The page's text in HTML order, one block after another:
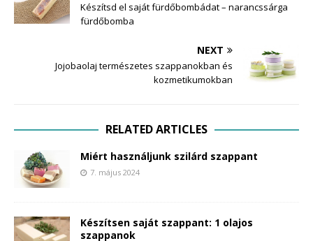
Készítsd el saját fürdőbombádat – narancssárga
fürdőbomba
NEXT
Jojobaolaj természetes szappanokban és
kozmetikumokban
RELATED ARTICLES
Miért használjunk szilárd szappant
7. május 2024
Készítsen saját szappant: 1 olajos
szappanok